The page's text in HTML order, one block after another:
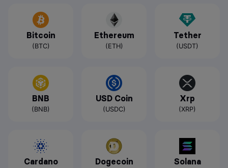
Bitcoin
(BTC)
Ethereum
(ETH)
Tether
(USDT)
BNB
(BNB)
USD Coin
(USDC)
Xrp
(XRP)
Cardano Dogecoin Solana